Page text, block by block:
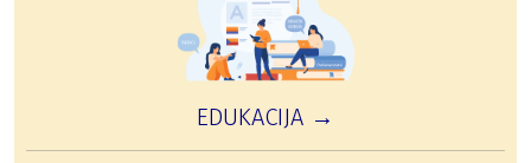
EDUKACIJA →